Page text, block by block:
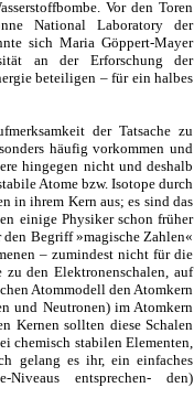
Vor den Toren
National Laboratory der
sich Maria Göppert-Mayer
an der Erforschung der
beteiligen – für ein halbes
der Tatsache zu
häufig vorkommen und
hingegen nicht und deshalb
Atome bzw. Isotope durch
in ihrem Kern aus; es sind das
einige Physiker schon früher
den Begriff »magische Zahlen«
– zumindest nicht für die
den Elektronenschalen, auf
Atommodell den Atomkern
und Neutronen) im Atomkern
Kernen sollten diese Schalen
chemisch stabilen Elementen,
gelang es ihr, ein einfaches
entsprechen- den)